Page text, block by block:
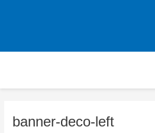
banner-deco-left